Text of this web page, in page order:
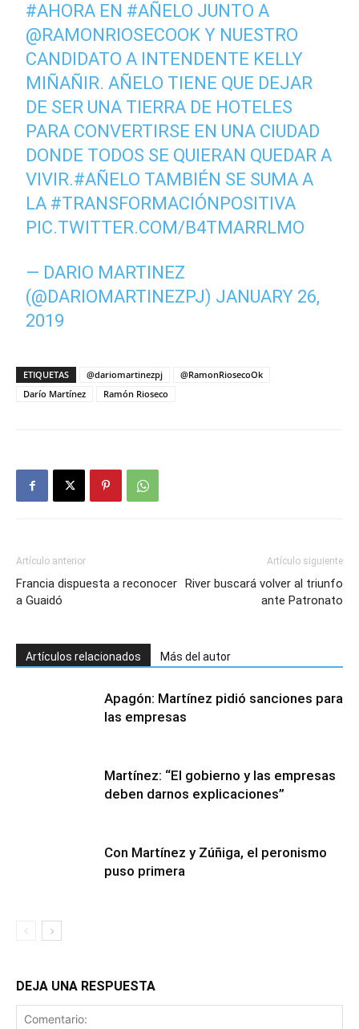
#AHORA EN #AÑELO JUNTO A
@RAMONRIOSECOOK Y NUESTRO
CANDIDATO A INTENDENTE KELLY
MIÑAÑIR. AÑELO TIENE QUE DEJAR
DE SER UNA TIERRA DE HOTELES
PARA CONVERTIRSE EN UNA CIUDAD
DONDE TODOS SE QUIERAN QUEDAR A
VIVIR.#AÑELO TAMBIÉN SE SUMA A
LA #TRANSFORMACIÓNPOSITIVA
PIC.TWITTER.COM/B4TMARRLMO
— DARIO MARTINEZ
(@DARIOMARTINEZPJ) JANUARY 26,
2019
ETIQUETAS @dariomartinezpj
@RamonRiosecoOk
Darío Martínez
Ramón Rioseco
Artículo anterior
Francia dispuesta a reconocer
a Guaidó
Artículo siguiente
River buscará volver al triunfo
ante Patronato
Artículos relacionados Más del autor
Apagón: Martínez pidió sanciones para
las empresas
Martínez: “El gobierno y las empresas
deben darnos explicaciones”
Con Martínez y Zúñiga, el peronismo
puso primera
DEJA UNA RESPUESTA